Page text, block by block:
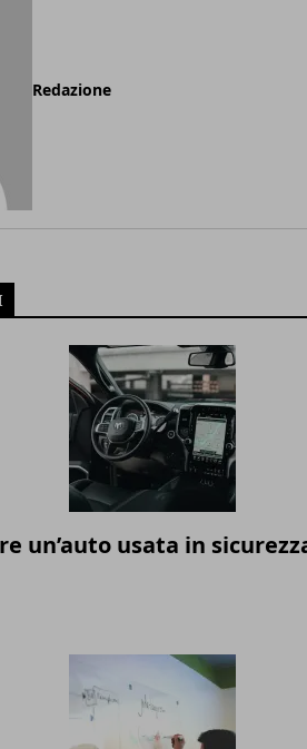
Redazione
un’auto usata in